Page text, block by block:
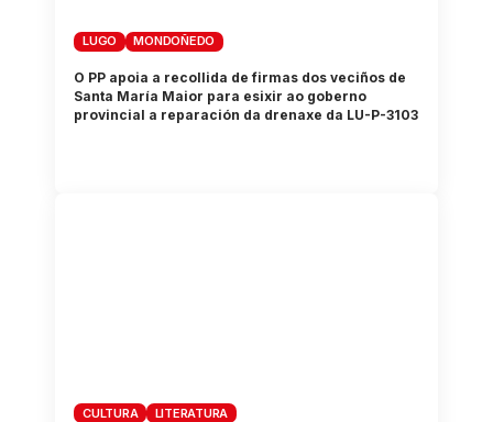
LUGO MONDOÑEDO
O PP apoia a recollida de firmas dos veciños de
Santa María Maior para esixir ao goberno
provincial a reparación da drenaxe da LU-P-3103
CULTURA LITERATURA